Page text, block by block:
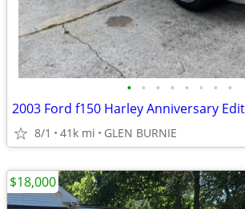
• • • • • • • •
2003 Ford f150 Harley Anniversary
8/1 41k mi GLEN BURNIE
$18,000